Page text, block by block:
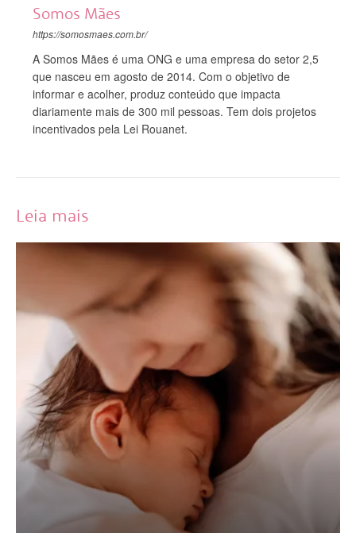
Somos Mães
https://somosmaes.com.br/
A Somos Mães é uma ONG e uma empresa do setor 2,5
que nasceu em agosto de 2014. Com o objetivo de
informar e acolher, produz conteúdo que impacta
diariamente mais de 300 mil pessoas. Tem dois projetos
incentivados pela Lei Rouanet.
Leia mais